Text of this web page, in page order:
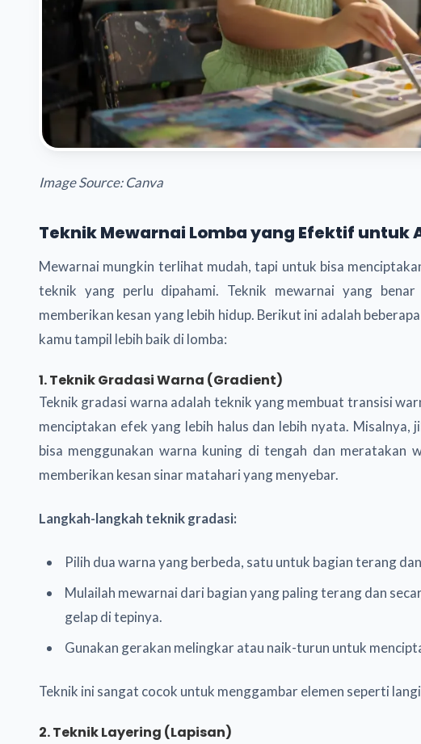
Image Source: Canva
Teknik Mewarnai Lomba yang Efektif untuk
Mewarnai mungkin terlihat mudah, tapi untuk bisa
teknik yang perlu dipahami. Teknik mewarnai yang
memberikan kesan yang lebih hidup. Berikut ini adalah
kamu tampil lebih baik di lomba:
1. Teknik Gradasi Warna (Gradient)
Teknik gradasi warna adalah teknik yang membuat transisi
menciptakan efek yang lebih halus dan lebih nyata.
bisa menggunakan warna kuning di tengah dan meratakan
memberikan kesan sinar matahari yang menyebar.
Langkah-langkah teknik gradasi:
Pilih dua warna yang berbeda, satu untuk bagian terang
Mulailah mewarnai dari bagian yang paling terang dan
gelap di tepinya.
Gunakan gerakan melingkar atau naik-turun untuk
Teknik ini sangat cocok untuk menggambar elemen seperti
2. Teknik Layering (Lapisan)